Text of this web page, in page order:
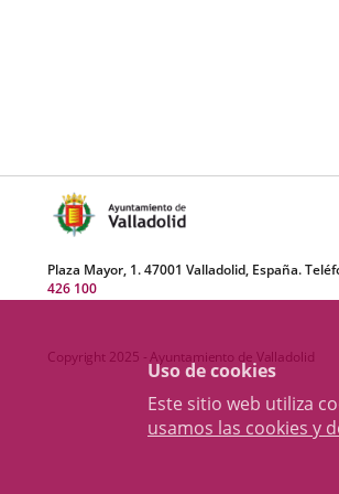
Uso de cookies
Este sitio web utiliza
usamos las cookies y
Plaza Mayor, 1. 47001 Valladolid, España.
426 100
Copyright 2025 - Ayuntamiento de Valladolid